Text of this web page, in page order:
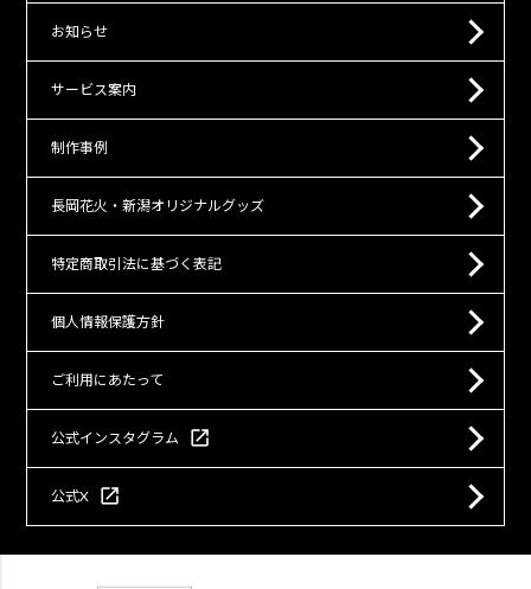
お知らせ
サービス案内
制作事例
長岡花火・新潟オリジナルグッズ
特定商取引法に基づく表記
個人情報保護方針
ご利用にあたって
公式インスタグラム open_in_new
公式X open_in_new